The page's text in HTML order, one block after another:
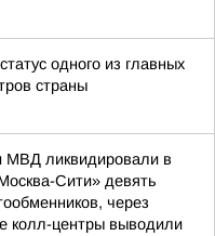
одного из главных
страны
ликвидировали в
Сити» девять
через
колл-центры выводили